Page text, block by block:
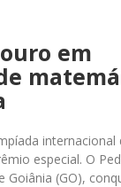
em
internacional
especial. O
Goiânia (GO),